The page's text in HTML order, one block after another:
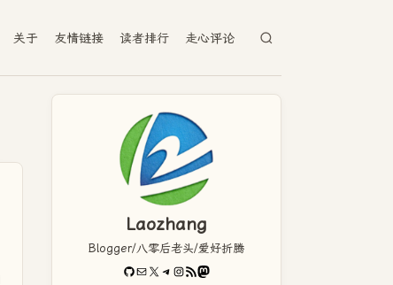
关于 友情链接 读者排行 走心评论
Laozhang
Blogger/八零后老头/爱好折腾
GitHub
电子邮件X Telegram
Instagram
RSS FeedMastodon